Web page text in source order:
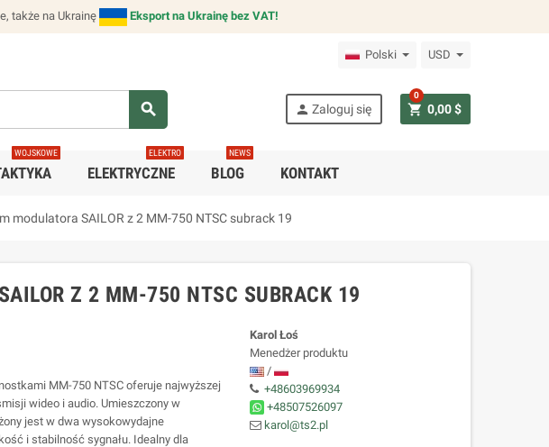
także na Ukrainę Eksport na Ukrainę bez VAT!
Polski USD
search person Zaloguj się shopping_cart 0,00 $
0
WOJSKOWE
ELEKTRYCZNE
ELEKTRO
BLOG
NEWS
KONTAKT
modulatora SAILOR z 2 MM-750 NTSC subrack 19
Z 2 MM-750 NTSC SUBRACK 19
MM-750 NTSC oferuje najwyższej
wideo i audio. Umieszczony w
jest w dwa wysokowydajne
i stabilność sygnału. Idealny dla
Karol Łoś
Menedżer produktu
/
+48603969934
+48507526097
karol@ts2.pl